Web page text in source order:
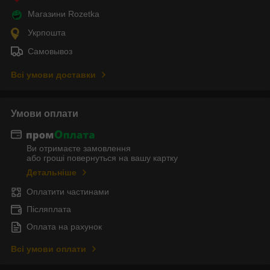
Магазини Rozetka
Укрпошта
Самовывоз
Всі умови доставки
Умови оплати
Ви отримаєте замовлення
або гроші повернуться на вашу картку
Детальніше
Оплатити частинами
Післяплата
Оплата на рахунок
Всі умови оплати